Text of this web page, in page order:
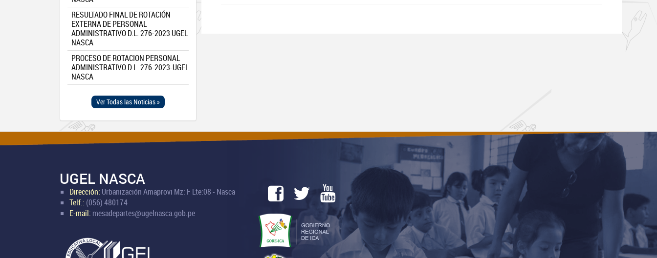
RESULTADO FINAL DE ROTACIÓN
EXTERNA DE PERSONAL
ADMINISTRATIVO D.L. 276-2023 UGEL
NASCA
PROCESO DE ROTACION PERSONAL
ADMINISTRATIVO D.L. 276-2023-UGEL
NASCA
Ver Todas las Noticias »
UGEL NASCA
Dirección: Urbanización Amaprovi Mz: F Lte:08 - Nasca
Telf.: (056) 480174
E-mail: mesadepartes@ugelnasca.gob.pe